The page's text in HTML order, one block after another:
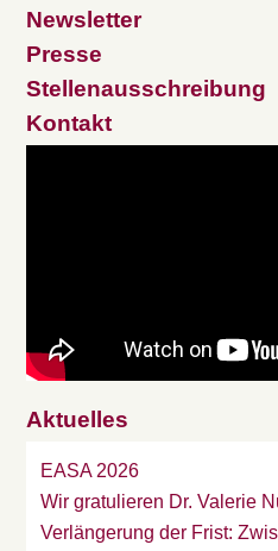
Newsletter
Presse
Stellenausschreibung
Kontakt
Aktuelles
EASA 2026
Wir gratulieren Dr. Valerie
Verlängerung der Frist: